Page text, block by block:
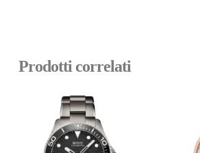
Prodotti correlati